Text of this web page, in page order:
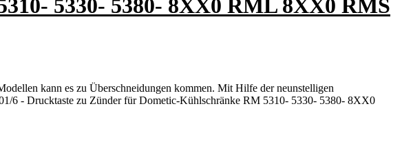
5330- 5380- 8XX0 RML 8XX0 RMS
kann es zu Überschneidungen kommen. Mit Hilfe der neunstelligen
6 - Drucktaste zu Zünder für Dometic-Kühlschränke RM 5310- 5330- 5380- 8XX0